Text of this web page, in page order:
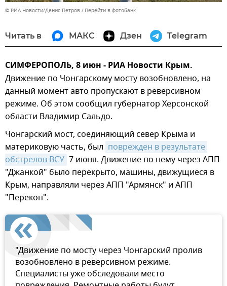
© РИА Новости/Денис Петров Перейти в фотобанк
Читать в МАКС Дзен Telegram
СИМФЕРОПОЛЬ, 8 июн - РИА Новости Крым.
Движение по Чонгарскому мосту возобновлено, на
данный момент авто пропускают в реверсивном
режиме. Об этом сообщил губернатор Херсонской
области Владимир Сальдо.
Чонгарский мост, соединяющий север Крыма и
материковую часть, был поврежден в результате
обстрелов ВСУ 7 июня. Движение по нему через АПП
"Джанкой" было перекрыто, машины, движущиеся в
Крым, направляли через АПП "Армянск" и АПП
"Перекоп".
"Движение по мосту через Чонгарский пролив
возобновлено в реверсивном режиме.
Специалисты уже обследовали место